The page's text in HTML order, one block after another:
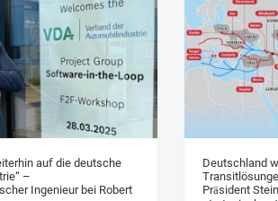
auf die deutsche
–
Ingenieur bei Robert
Deutschland
Präsident